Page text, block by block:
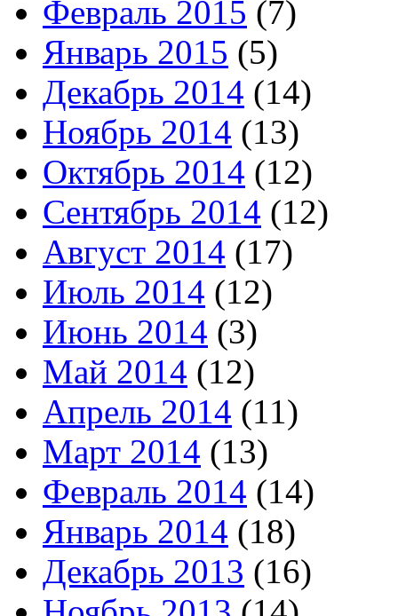
Февраль 2015 (7)
Январь 2015 (5)
Декабрь 2014 (14)
Ноябрь 2014 (13)
Октябрь 2014 (12)
Сентябрь 2014 (12)
Август 2014 (17)
Июль 2014 (12)
Июнь 2014 (3)
Май 2014 (12)
Апрель 2014 (11)
Март 2014 (13)
Февраль 2014 (14)
Январь 2014 (18)
Декабрь 2013 (16)